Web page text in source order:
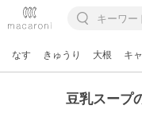
なす きゅうり 大根 キ
豆乳スープ